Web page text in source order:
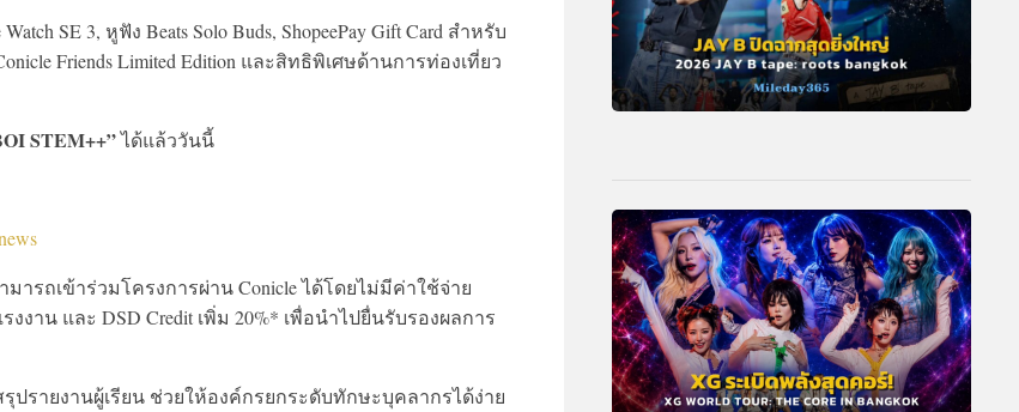
SE 3, หูฟัง Beats Solo Buds, ShopeePay Gift Card สำหรับ
Friends Limited Edition และสิทธิพิเศษด้านการท่องเที่ยว
STEM++”ได้แล้ววันนี้
ถเข้าร่วมโครงการผ่าน Conicle ได้โดยไม่มีค่าใช้จ่าย
น และ DSD Credit เพิ่ม 20%* เพื่อนำไปยื่นรับรองผลการ
ปรายงานผู้เรียน ช่วยให้องค์กรยกระดับทักษะบุคลากรได้ง่าย